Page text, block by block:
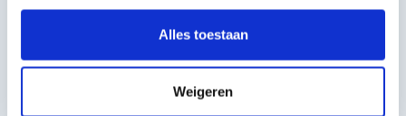
Alles toestaan
Weigeren
Afwijkende mondgewoonten (OMFT)
Preverbale logopedie (eet- en drinkproblemen)